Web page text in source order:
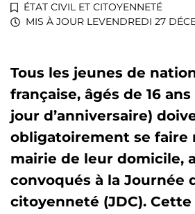
ÉTAT CIVIL ET CITOYENNETÉ
MIS À JOUR LEVENDREDI 27
Tous les jeunes de
française, âgés de 16
jour d’anniversaire)
obligatoirement se faire
mairie de leur domicile,
convoqués à la Journée
citoyenneté (JDC).